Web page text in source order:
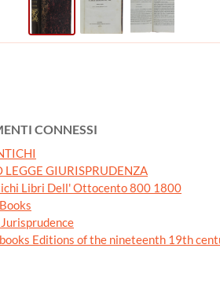
CONNESSI
LEGGE GIURISPRUDENZA
Libri Dell' Ottocento 800 1800
Editions of the nineteenth 19th